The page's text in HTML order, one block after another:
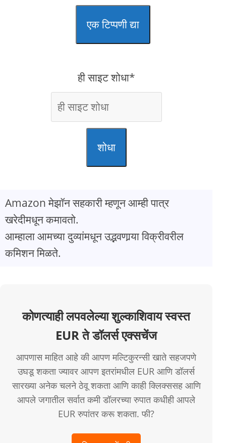
एक टिप्पणी द्या
ही साइट शोधा*
शोधा
Amazon मेझॉन सहकारी म्हणून आम्ही पात्र
खरेदीमधून कमावतो.
आम्हाला आमच्या दुव्यांमधून उद्भवणार्‍या विक्रीवरील
कमिशन मिळते.
कोणत्याही लपवलेल्या शुल्काशिवाय स्वस्त
EUR ते डॉलर्स एक्सचेंज
आपणास माहित आहे की आपण मल्टिकुरन्सी खाते सहजपणे
उघडू शकता ज्यावर आपण इतरांमधील EUR आणि डॉलर्स
सारख्या अनेक चलने ठेवू शकता आणि काही क्लिक्ससह आणि
आपले जगातील सर्वात कमी डॉलरच्या रुपात कधीही आपले
EUR रुपांतर करू शकता. फी?